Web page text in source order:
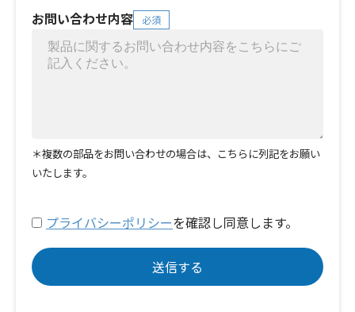
お問い合わせ内容
必須
＊複数の部品をお問い合わせの場合は、こちらに列記をお願い
いたします。
プライバシーポリシーを確認し同意します。